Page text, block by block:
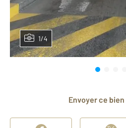
1/4
Envoyer ce